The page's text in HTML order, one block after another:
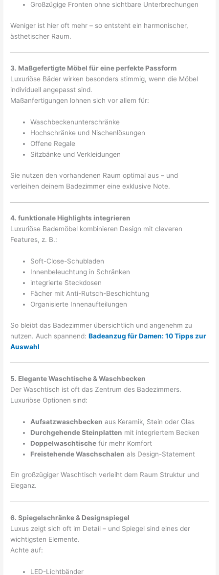
Großzügige Fronten ohne sichtbare Unterbrechungen
Weniger ist hier oft mehr – so entsteht ein harmonischer,
ästhetischer Raum.
3. Maßgefertigte Möbel für eine perfekte Passform
Luxuriöse Bäder wirken besonders stimmig, wenn die Möbel
individuell angepasst sind.
Maßanfertigungen lohnen sich vor allem für:
Waschbeckenunterschränke
Hochschränke und Nischenlösungen
Offene Regale
Sitzbänke und Verkleidungen
Sie nutzen den vorhandenen Raum optimal aus – und
verleihen deinem Badezimmer eine exklusive Note.
4. funktionale Highlights integrieren
Luxuriöse Bademöbel kombinieren Design mit cleveren
Features, z. B.:
Soft-Close-Schubladen
Innenbeleuchtung in Schränken
integrierte Steckdosen
Fächer mit Anti-Rutsch-Beschichtung
Organisierte Innenaufteilungen
So bleibt das Badezimmer übersichtlich und angenehm zu
nutzen. Auch spannend:Badeanzug für Damen: 10 Tipps zur
Auswahl
5. Elegante Waschtische & Waschbecken
Der Waschtisch ist oft das Zentrum des Badezimmers.
Luxuriöse Optionen sind:
Aufsatzwaschbecken aus Keramik, Stein oder Glas
Durchgehende Steinplatten mit integriertem Becken
Doppelwaschtische für mehr Komfort
Freistehende Waschschalen als Design-Statement
Ein großzügiger Waschtisch verleiht dem Raum Struktur und
Eleganz.
6. Spiegelschränke & Designspiegel
Luxus zeigt sich oft im Detail – und Spiegel sind eines der
wichtigsten Elemente.
Achte auf:
LED-Lichtbänder